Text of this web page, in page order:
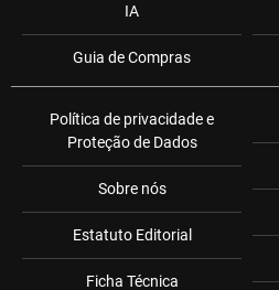
IA
Guia de Compras
Política de privacidade e
Proteção de Dados
Sobre nós
Estatuto Editorial
Ficha Técnica